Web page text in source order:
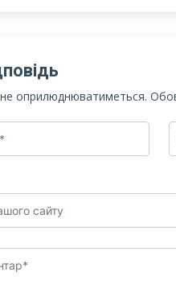
оприлюднюватиметься.